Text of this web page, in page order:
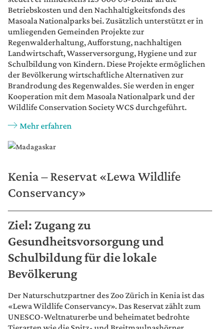
Betriebskosten und den Nachhaltigkeitsfonds des
Masoala Nationalparks bei. Zusätzlich unterstützt er in
umliegenden Gemeinden Projekte zur
Regenwalderhaltung, Aufforstung, nachhaltigen
Landwirtschaft, Wasserversorgung, Hygiene und zur
Schulbildung von Kindern. Diese Projekte ermöglichen
der Bevölkerung wirtschaftliche Alternativen zur
Brandrodung des Regenwaldes. Sie werden in enger
Kooperation mit dem Masoala Nationalpark und der
Wildlife Conservation Society WCS durchgeführt.
Mehr erfahren
Kenia – Reservat «Lewa Wildlife
Conservancy»
Ziel: Zugang zu
Gesundheitsvorsorgung und
Schulbildung für die lokale
Bevölkerung
Der Naturschutzpartner des Zoo Zürich in Kenia ist das
«Lewa Wildlife Conservancy». Das Reservat zählt zum
UNESCO-Weltnaturerbe und beheimatet bedrohte